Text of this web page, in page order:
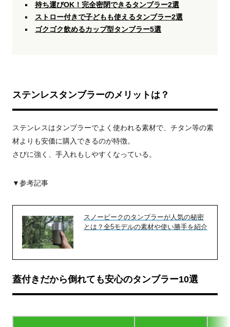
持ち運びOK！完全密閉できるタンブラー2選
ストロー付きで子どもも使えるタンブラー2選
ゴクゴク飲めるカップ型タンブラー5選
ステンレスタンブラーのメリットは？
ステンレスはタンブラーでよく使われる素材で、チタン等の素
材よりも安価に購入できるのが特徴。
さびに強く、手入れもしやすくなっている。
▼参考記事
スノーピークのタンブラーが人気の秘密
とは？全5モデルの素材や使い勝手を紹介
蓋付きだから倒れても安心のタンブラー10選